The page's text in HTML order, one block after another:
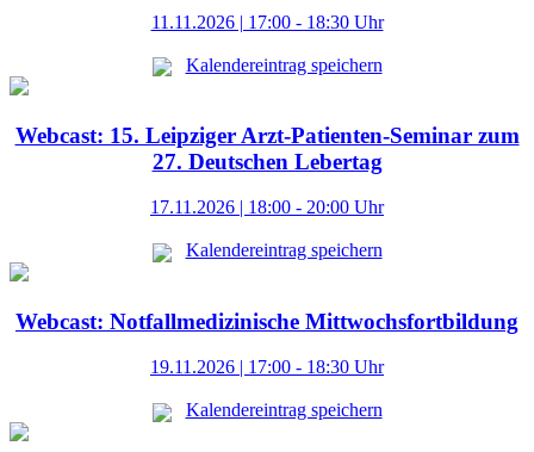
11.11.2026 | 17:00 - 18:30 Uhr
Kalendereintrag speichern
Webcast: 15. Leipziger Arzt-Patienten-Seminar zum
27. Deutschen Lebertag
17.11.2026 | 18:00 - 20:00 Uhr
Kalendereintrag speichern
Webcast: Notfallmedizinische Mittwochsfortbildung
19.11.2026 | 17:00 - 18:30 Uhr
Kalendereintrag speichern